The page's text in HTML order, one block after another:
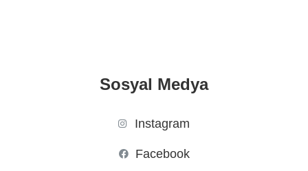
Sosyal Medya
Instagram
Facebook